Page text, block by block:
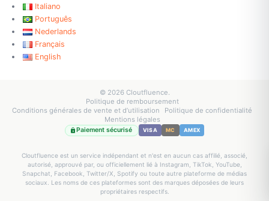
Italiano
Português
Nederlands
Français
English
© 2026 Cloutfluence.
Politique de remboursement
Conditions générales de vente et d’utilisation
Politique de confidentialité
Mentions légales
Paiement sécurisé VISA MC AMEX
Cloutfluence est un service indépendant et n'est en aucun cas affilié, associé,
autorisé, approuvé par, ou officiellement lié à Instagram, TikTok, YouTube,
Snapchat, Facebook, Twitter/X, Spotify ou toute autre plateforme de médias
sociaux. Les noms de ces plateformes sont des marques déposées de leurs
propriétaires respectifs.